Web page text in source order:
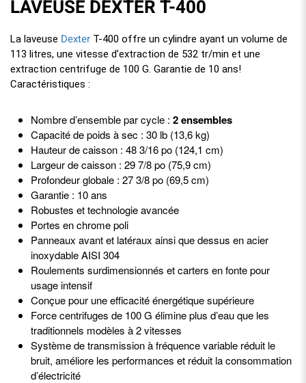
LAVEUSE DEXTER T-400
La laveuse Dexter T-400 offre un cylindre ayant un volume de
113 litres, une vitesse d’extraction de 532 tr/min et une
extraction centrifuge de 100 G. Garantie de 10 ans!
Caractéristiques :
Nombre d’ensemble par cycle : 2 ensembles
Capacité de poids à sec : 30 lb (13,6 kg)
Hauteur de caisson : 48 3/16 po (124,1 cm)
Largeur de caisson : 29 7/8 po (75,9 cm)
Profondeur globale : 27 3/8 po (69,5 cm)
Garantie : 10 ans
Robustes et technologie avancée
Portes en chrome poli
Panneaux avant et latéraux ainsi que dessus en acier
inoxydable AISI 304
Roulements surdimensionnés et carters en fonte pour
usage intensif
Conçue pour une efficacité énergétique supérieure
Force centrifuges de 100 G élimine plus d’eau que les
traditionnels modèles à 2 vitesses
Système de transmission à fréquence variable réduit le
bruit, améliore les performances et réduit la consommation
d’électricité